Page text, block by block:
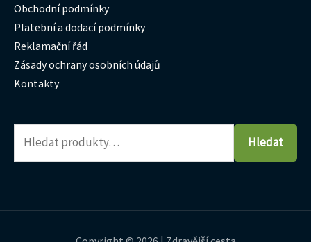
Obchodní podmínky
Platební a dodací podmínky
Reklamační řád
Zásady ochrany osobních údajů
Kontakty
Hledat